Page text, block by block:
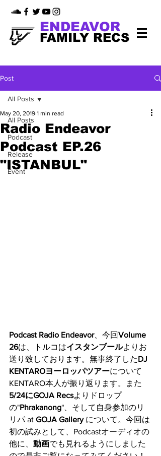
FAMILY RECS
ENDEAVOR
Post
All Posts
Podcast
Release
Event
All Posts
Radio Endeavor
Podcast EP.26
"ISTANBUL"
May 20, 2019 1 min read
Podcast Radio Endeavor、今回Volume
26は、トルコはイスタンブールよりお
送り致しております。無事終了したDJ
KENTAROヨーロッパツアーについて
KENTARO本人が振り返ります。また
5/24にGOJA Recsよりドロップ
の"Phrakanong"、そして自身参加のリ
リパ at GOJA Gallery について。今回は
初の試みとして、Podcastオーディオの
他に、 動画でも見れるようにしました